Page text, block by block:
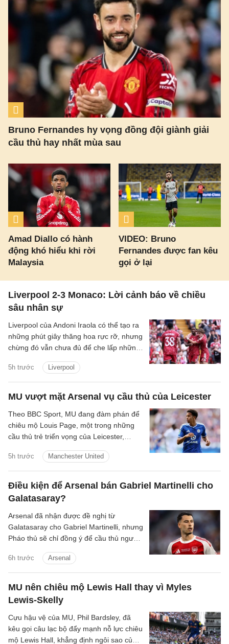
Bruno Fernandes hy vọng đồng đội giành giải
cầu thủ hay nhất mùa sau
Amad Diallo có hành
động khó hiểu khi rời
Malaysia
VIDEO: Bruno
Fernandes được fan kêu
gọi ở lại
Liverpool 2-3 Monaco: Lời cảnh báo về chiều
sâu nhân sự
5h trước Liverpool
Liverpool của Andoni Iraola có thể tạo ra
những phút giây thăng hoa rực rỡ, nhưng
chừng đó vẫn chưa đủ để che lấp những
thể bùng lên dữ dội khi mọi mắt xích vận
hành đúng nhịp, song lại dễ chao đảo khi
cường độ suy giảm và sự kết nối bắt đầu
MU vượt mặt Arsenal vụ cầu thủ của Leicester
5h trước Manchester United
Theo BBC Sport, MU đang đàm phán để
chiêu mộ Louis Page, một trong những
cầu thủ trẻ triển vọng của Leicester,
Điều kiện để Arsenal bán Gabriel Martinelli cho
Galatasaray?
6h trước Arsenal
Arsenal đã nhận được đề nghị từ
Galatasaray cho Gabriel Martinelli, nhưng
Pháo thủ sẽ chỉ đồng ý để cầu thủ người
mới.
MU nên chiêu mộ Lewis Hall thay vì Myles
Lewis-Skelly
Cựu hậu vệ của MU, Phil Bardsley, đã
kêu gọi câu lạc bộ đẩy mạnh nỗ lực chiêu
mộ Lewis Hall, khẳng định ngôi sao của